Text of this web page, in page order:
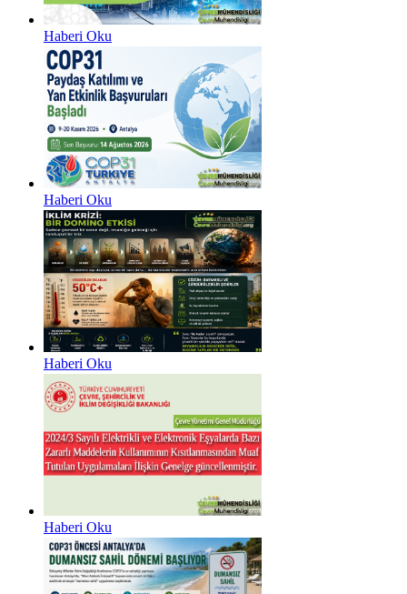
Haberi Oku
Haberi Oku
Haberi Oku
Haberi Oku